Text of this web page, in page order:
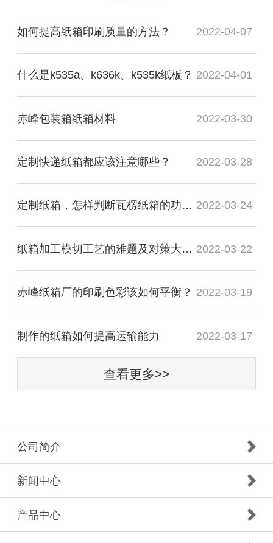
如何提高纸箱印刷质量的方法？ 2022-04-07
什么是k535a、k636k、k535k纸板？ 2022-04-01
赤峰包装箱纸箱材料 2022-03-30
定制快递纸箱都应该注意哪些？ 2022-03-28
定制纸箱，怎样判断瓦楞纸箱的功能质量是否合格？ 2022-03-24
纸箱加工模切工艺的难题及对策大盘点 2022-03-22
赤峰纸箱厂的印刷色彩该如何平衡？ 2022-03-19
制作的纸箱如何提高运输能力 2022-03-17
查看更多>>
公司简介
新闻中心
产品中心